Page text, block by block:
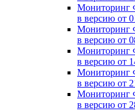
Мониторинг
в версию от
Мониторинг
в версию от
Мониторинг
в версию от
Мониторинг
в версию от
Мониторинг
в версию от